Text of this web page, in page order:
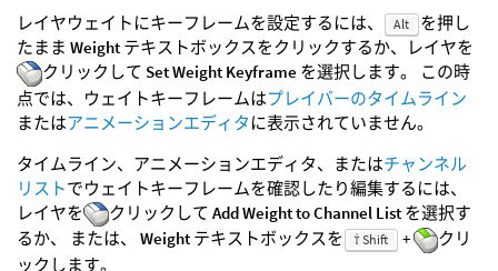
レイヤウェイトにキーフレームを設定するには、
Alt
を押し
たまま Weight テキストボックスをクリックするか、レイヤを
クリックして Set Weight Keyframe を選択します。 この時
点では、ウェイトキーフレームはプレイバーのタイムライン
またはアニメーションエディタ に表示されていません。
タイムライン、アニメーションエディタ、またはチャンネル
リストでウェイトキーフレームを確認したり編集するには、
レイヤを
クリックして Add Weight to Channel Listを選択す
るか、 または、 Weight テキストボックスを ⇧ Shift +
クリ
ックします。